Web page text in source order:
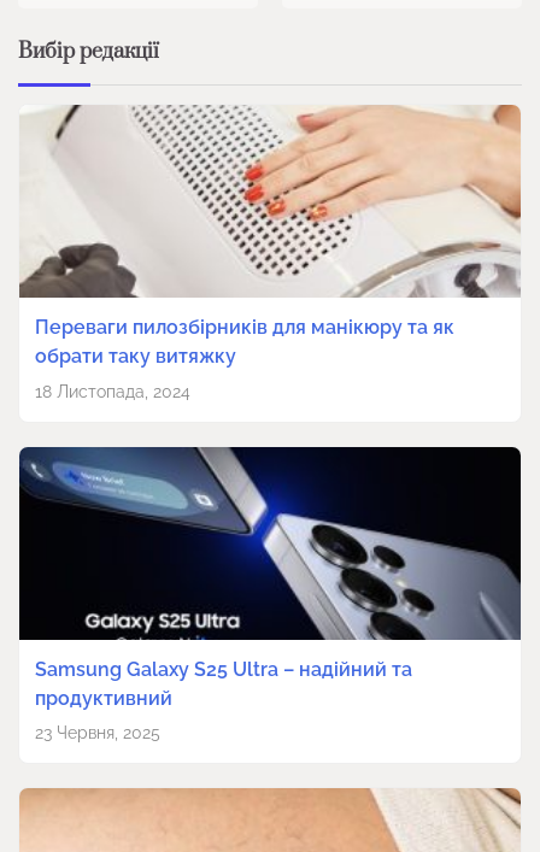
Вибір редакції
Переваги пилозбірників для манікюру та як
обрати таку витяжку
18 Листопада, 2024
Samsung Galaxy S25 Ultra – надійний та
продуктивний
23 Червня, 2025